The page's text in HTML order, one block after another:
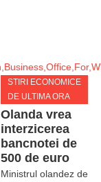
STIRI ECONOMICE
DE ULTIMA ORA
Olanda vrea
interzicerea
bancnotei de
500 de euro
Ministrul olandez de